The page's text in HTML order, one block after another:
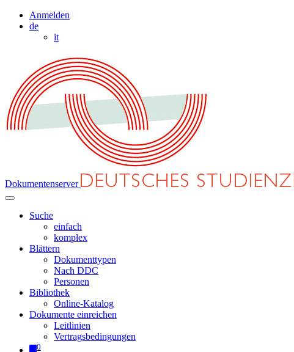
Anmelden
de
it
Dokumentenserver
Suche
einfach
komplex
Blättern
Dokumenttypen
Nach DDC
Personen
Bibliothek
Online-Katalog
Dokumente einreichen
Leitlinien
Vertragsbedingungen
0